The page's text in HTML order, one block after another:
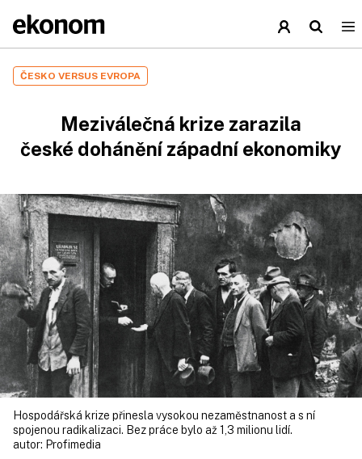
ČESKO VERSUS EVROPA
Meziválečná krize zarazila
české dohánění západní ekonomiky
Hospodářská krize přinesla vysokou nezaměstnanost a s ní
spojenou radikalizaci. Bez práce bylo až 1,3 milionu lidí.
autor: Profimedia